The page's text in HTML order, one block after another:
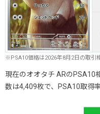
※PSA10価格は2026年8月2日の取引
現在のオオタチ ARのPSA10
数は4,409枚で、PSA10取得